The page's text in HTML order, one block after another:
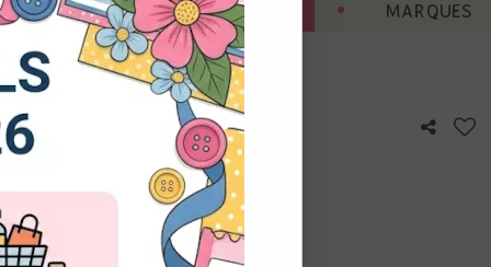
BONNES AFFAIRES MARQUES
avis !
nos
non
Vous
à droite